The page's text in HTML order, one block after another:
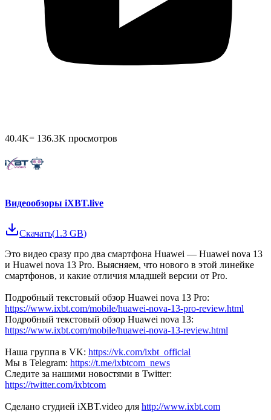
40.4K= 136.3K просмотров
Видеообзоры iXBT.live
Скачать(1.3 GB)
Это видео сразу про два смартфона Huawei — Huawei nova 13
и Huawei nova 13 Pro. Выясняем, что нового в этой линейке
смартфонов, и какие отличия младшей версии от Pro.
Подробный текстовый обзор Huawei nova 13 Pro:
https://www.ixbt.com/mobile/huawei-nova-13-pro-review.html
Подробный текстовый обзор Huawei nova 13:
https://www.ixbt.com/mobile/huawei-nova-13-review.html
Наша группа в VK: https://vk.com/ixbt_official
Мы в Telegram: https://t.me/ixbtcom_news
Следите за нашими новостями в Twitter:
https://twitter.com/ixbtcom
Сделано студией iXBT.video для http://www.ixbt.com